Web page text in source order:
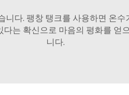
다. 팽창 탱크를 사용하면 온
는 확신으로 마음의 평화를
니다.